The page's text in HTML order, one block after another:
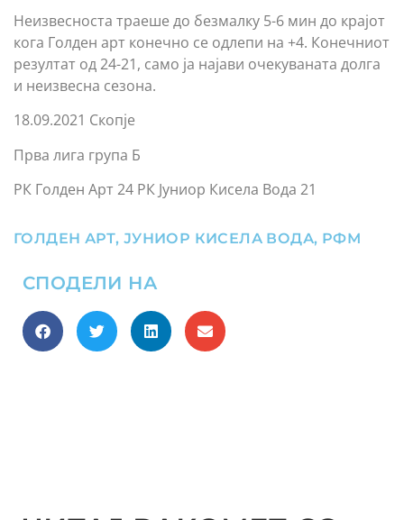
Неизвесноста траеше до безмалку 5-6 мин до крајот
кога Голден арт конечно се одлепи на +4. Конечниот
резултат од 24-21, само ја најави очекуваната долга
и неизвесна сезона.
18.09.2021 Скопје
Прва лига група Б
РК Голден Арт 24 РК Јуниор Кисела Вода 21
ГОЛДЕН АРТ, ЈУНИОР КИСЕЛА ВОДА, РФМ
СПОДЕЛИ НА